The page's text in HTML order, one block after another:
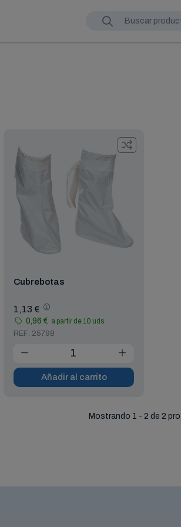
Cubrebotas
1,13 €
0,96 € a partir de 10 uds
REF: 25798
Añadir al carrito
Mostrando 1 - 2 de 2